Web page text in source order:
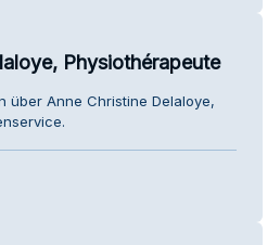
Physiothérapeute
über Anne Christine Delaloye,